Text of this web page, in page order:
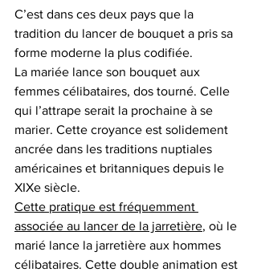
C’est dans ces deux pays que la
tradition du lancer de bouquet a pris sa
forme moderne la plus codifiée.
La mariée lance son bouquet aux
femmes célibataires, dos tourné. Celle
qui l’attrape serait la prochaine à se
marier. Cette croyance est solidement
ancrée dans les traditions nuptiales
américaines et britanniques depuis le
XIXe siècle.
Cette pratique est fréquemment
associée au lancer de la jarretière, où le
marié lance la jarretière aux hommes
célibataires. Cette double animation est